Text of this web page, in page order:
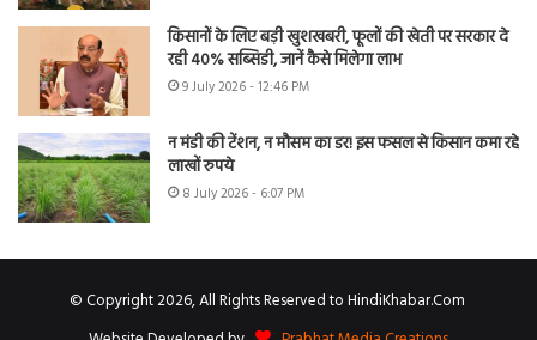
किसानों के लिए बड़ी खुशखबरी, फूलों की खेती पर सरकार दे
रही 40% सब्सिडी, जानें कैसे मिलेगा लाभ
9 July 2026 - 12:46 PM
न मंडी की टेंशन, न मौसम का डर! इस फसल से किसान कमा रहे
लाखों रुपये
8 July 2026 - 6:07 PM
© Copyright 2026, All Rights Reserved to HindiKhabar.Com